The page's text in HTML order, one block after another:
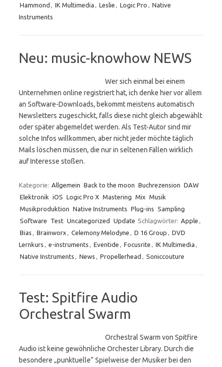
Hammond , IK Multimedia , Leslie , Logic Pro , Native
Instruments
Neu: music-knowhow NEWS
Wer sich einmal bei einem
Unternehmen online registriert hat, ich denke hier vor allem
an Software-Downloads, bekommt meistens automatisch
Newsletters zugeschickt, falls diese nicht gleich abgewählt
oder später abgemeldet werden. Als Test-Autor sind mir
solche Infos willkommen, aber nicht jeder möchte täglich
Mails löschen müssen, die nur in seltenen Fällen wirklich
auf Interesse stoßen.
Kategorie: Allgemein Back to the moon Buchrezension DAW
Elektronik iOS Logic Pro X Mastering Mix Musik
Musikproduktion Native Instruments Plug-ins Sampling
Software
Test Uncategorized Update Schlagwörter: Apple ,
Bias , Brainworx , Celemony Melodyne , D 16 Group , DVD
Lernkurs , e-instruments , Eventide , Focusrite , IK Multimedia ,
Native Instruments , News , Propellerhead , Soniccouture
Test: Spitfire Audio
Orchestral Swarm
Orchestral Swarm von Spitfire
Audio ist keine gewöhnliche Orchester Library. Durch die
besondere „punktuelle“ Spielweise der Musiker bei den